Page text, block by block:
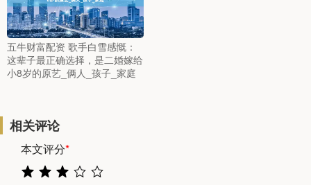
五牛财富配资 歌手白雪感慨：
这辈子最正确选择，是二婚嫁给
小8岁的原艺_俩人_孩子_家庭
相关评论
本文评分*